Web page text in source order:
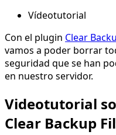
Vídeotutorial
Con el plugin Clear
vamos a poder borrar
seguridad que se han
en nuestro servidor.
Videotutorial
Clear Backup